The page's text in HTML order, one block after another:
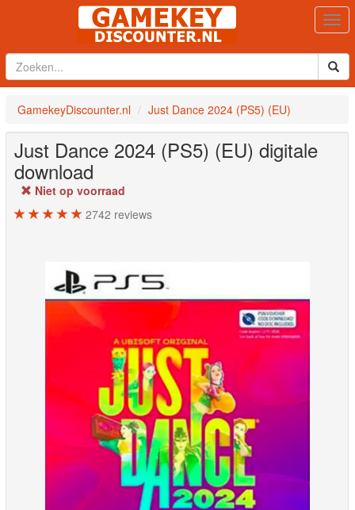
GamekeyDiscounter.nl Just Dance 2024 (PS5) (EU)
Just Dance 2024 (PS5) (EU) digitale
download
Niet op voorraad
2742 reviews